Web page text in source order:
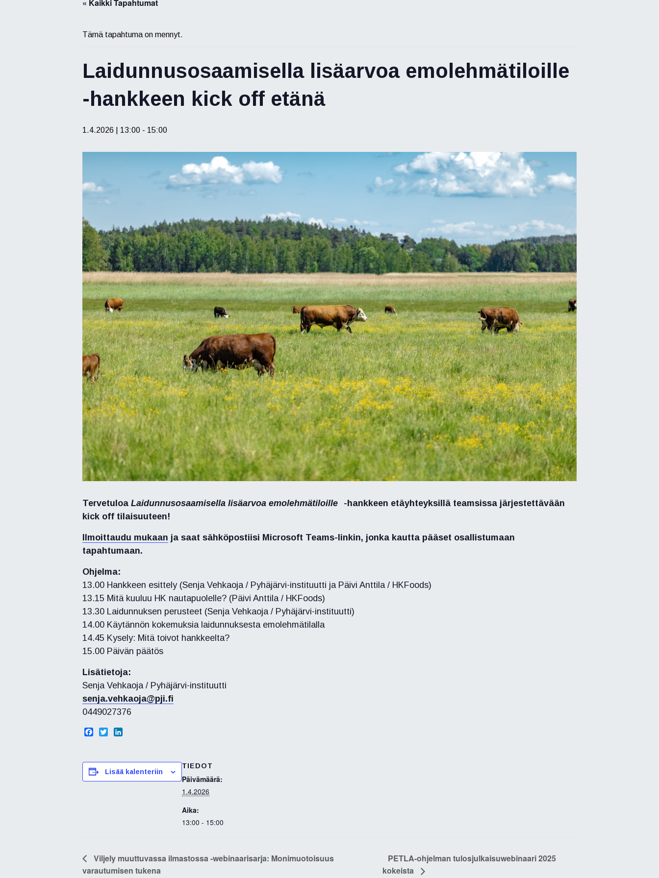
« Kaikki Tapahtumat
Tämä tapahtuma on mennyt.
Laidunnusosaamisella lisäarvoa emolehmätiloille
-hankkeen kick off etänä
1.4.2026 | 13:00 - 15:00
Tervetuloa Laidunnusosaamisella lisäarvoa emolehmätiloille
-hankkeen etäyhteyksillä teamsissa järjestettävään
kick off tilaisuuteen!
Ilmoittaudu mukaan ja saat sähköpostiisi Microsoft Teams-linkin, jonka kautta pääset osallistumaan
tapahtumaan.
Ohjelma:
13.00 Hankkeen esittely (Senja Vehkaoja / Pyhäjärvi-instituutti ja Päivi Anttila / HKFoods)
13.15 Mitä kuuluu HK nautapuolelle? (Päivi Anttila / HKFoods)
13.30 Laidunnuksen perusteet (Senja Vehkaoja / Pyhäjärvi-instituutti)
14.00 Käytännön kokemuksia laidunnuksesta emolehmätilalla
14.45 Kysely: Mitä toivot hankkeelta?
15.00 Päivän päätös
Lisätietoja:
Senja Vehkaoja / Pyhäjärvi-instituutti
senja.vehkaoja@pji.fi
0449027376
b
o
t
e
e
d
Lisää kalenteriin
TIEDOT
Päivämäärä:
1.4.2026
Aika:
13:00 - 15:00
Viljely muuttuvassa ilmastossa -webinaarisarja: Monimuotoisuus
varautumisen tukena
PETLA-ohjelman tulosjulkaisuwebinaari 2025
kokeista